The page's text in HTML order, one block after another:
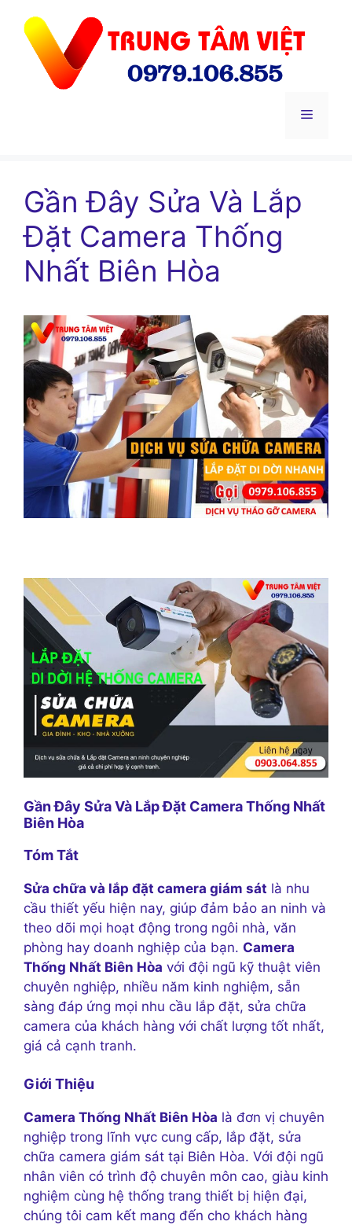
Menu
Gần Đây Sửa Và Lắp
Đặt Camera Thống
Nhất Biên Hòa
Gần Đây Sửa Và Lắp Đặt Camera Thống Nhất
Biên Hòa
Tóm Tắt
Sửa chữa và lắp đặt camera giám sát là nhu
cầu thiết yếu hiện nay, giúp đảm bảo an ninh và
theo dõi mọi hoạt động trong ngôi nhà, văn
phòng hay doanh nghiệp của bạn. Camera
Thống Nhất Biên Hòa với đội ngũ kỹ thuật viên
chuyên nghiệp, nhiều năm kinh nghiệm, sẵn
sàng đáp ứng mọi nhu cầu lắp đặt, sửa chữa
camera của khách hàng với chất lượng tốt nhất,
giá cả cạnh tranh.
Giới Thiệu
Camera Thống Nhất Biên Hòa là đơn vị chuyên
nghiệp trong lĩnh vực cung cấp, lắp đặt, sửa
chữa camera giám sát tại Biên Hòa. Với đội ngũ
nhân viên có trình độ chuyên môn cao, giàu kinh
nghiệm cùng hệ thống trang thiết bị hiện đại,
chúng tôi cam kết mang đến cho khách hàng